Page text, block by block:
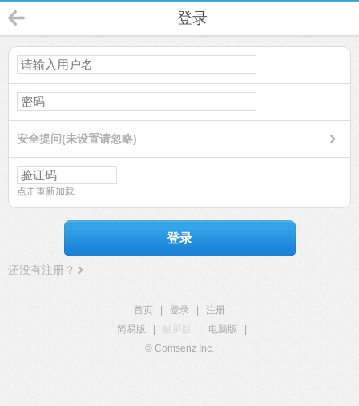
登录
安全提问(未设置请忽略)
点击重新加载
登录
还没有注册？
首页 登录
注册
简易版
触屏版 电脑版
© Comsenz Inc.